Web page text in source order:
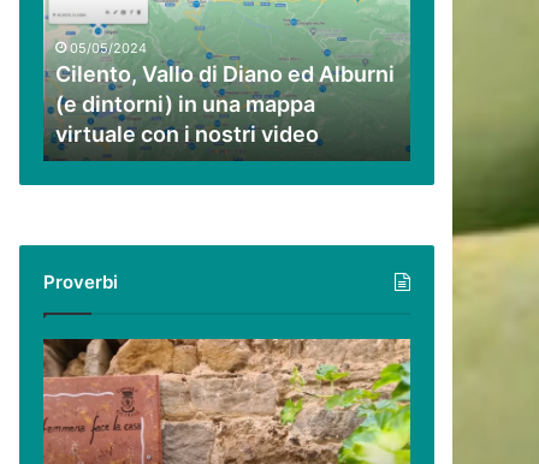
Alburni
(e
dintorni)
in
una
mappa
virtuale
video
05/05/2024
Cilento, Vallo di Diano ed Alburni
(e dintorni) in una mappa
virtuale con i nostri video
Proverbi
Podcast
–
I
proverbi
cilentani